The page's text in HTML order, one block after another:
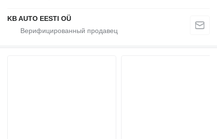
KB AUTO EESTI OÜ